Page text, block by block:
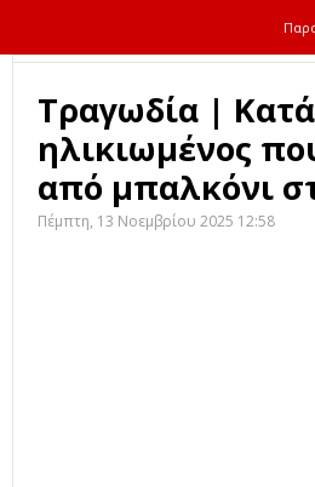
Τραγωδία |
ηλικιωμένος
από μπαλκόνι
Πέμπτη, 13 Νοεμβρίου 2025 12:58